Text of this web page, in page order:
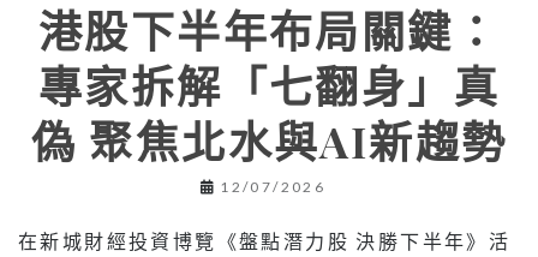
港股下半年布局關鍵：
專家拆解「七翻身」真
偽 聚焦北水與AI新趨勢
12/07/2026
在新城財經投資博覽《盤點潛力股 決勝下半年》活